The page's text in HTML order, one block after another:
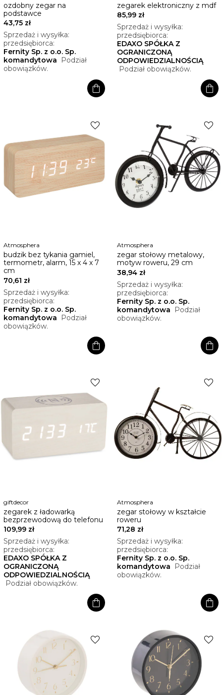
ozdobny zegar na
podstawce
43,75 zł
Sprzedaż i wysyłka:
przedsiębiorca:
Fernity Sp. z o.o. Sp.
komandytowa
Podział
obowiązków.
shopping_bag
zegarek elektroniczny z mdf
85,99 zł
Sprzedaż i wysyłka:
przedsiębiorca:
EDAXO SPÓŁKA Z
OGRANICZONĄ
ODPOWIEDZIALNOŚCIĄ
Podział obowiązków.
shopping_bag
favorite
Atmosphera
budzik bez tykania gamiel,
termometr, alarm, 15 x 4 x 7
cm
70,61 zł
Sprzedaż i wysyłka:
przedsiębiorca:
Fernity Sp. z o.o. Sp.
komandytowa
Podział
obowiązków.
shopping_bag
favorite
Atmosphera
zegar stołowy metalowy,
motyw roweru, 29 cm
38,94 zł
Sprzedaż i wysyłka:
przedsiębiorca:
Fernity Sp. z o.o. Sp.
komandytowa
Podział
obowiązków.
shopping_bag
favorite
giftdecor
zegarek z ładowarką
bezprzewodową do telefonu
109,99 zł
Sprzedaż i wysyłka:
przedsiębiorca:
EDAXO SPÓŁKA Z
OGRANICZONĄ
ODPOWIEDZIALNOŚCIĄ
Podział obowiązków.
shopping_bag
favorite
Atmosphera
zegar stołowy w kształcie
roweru
71,28 zł
Sprzedaż i wysyłka:
przedsiębiorca:
Fernity Sp. z o.o. Sp.
komandytowa
Podział
obowiązków.
shopping_bag
favorite favorite